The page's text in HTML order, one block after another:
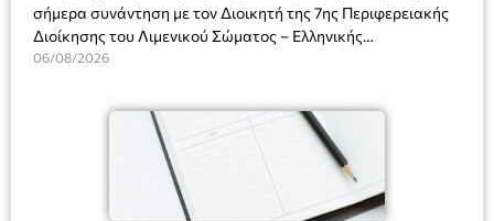
σήμερα συνάντηση με τον Διοικητή της 7ης Περιφερειακής
Διοίκησης του Λιμενικού Σώματος – Ελληνικής
Ακτοφυλακής (Λ.Σ.-ΕΛ.ΑΚΤ.), Αρχιπλοίαρχο Λ.Σ. κ. Ιωάννη
06/08/2026